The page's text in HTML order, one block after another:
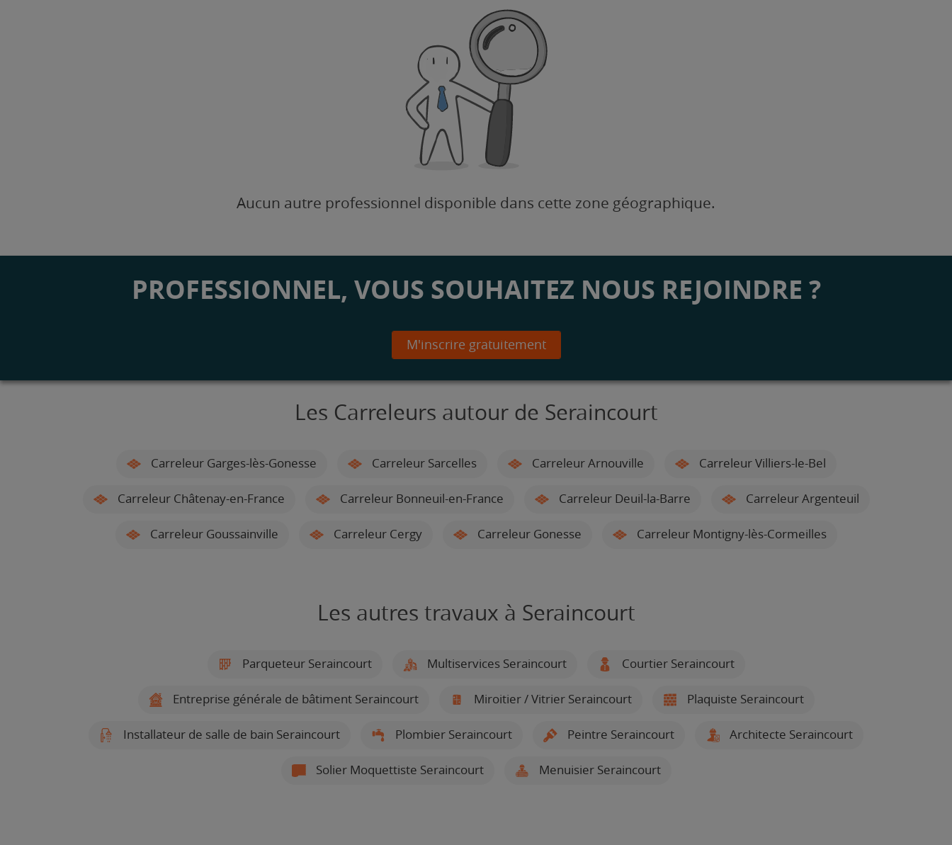
Aucun autre professionnel disponible dans cette zone géographique.
PROFESSIONNEL, VOUS SOUHAITEZ NOUS REJOINDRE ?
M'inscrire gratuitement
Les Carreleurs autour de Seraincourt
Carreleur Garges-lès-Gonesse Carreleur Sarcelles Carreleur Arnouville Carreleur Villiers-le-Bel
Carreleur Châtenay-en-France Carreleur Bonneuil-en-France Carreleur Deuil-la-Barre Carreleur Argenteuil
Carreleur Goussainville Carreleur Cergy Carreleur Gonesse Carreleur Montigny-lès-Cormeilles
Les autres travaux à Seraincourt
Parqueteur Seraincourt Multiservices Seraincourt Courtier Seraincourt
Entreprise générale de bâtiment Seraincourt Miroitier / Vitrier Seraincourt Plaquiste Seraincourt
Installateur de salle de bain Seraincourt Plombier Seraincourt Peintre Seraincourt Architecte Seraincourt
Solier Moquettiste Seraincourt Menuisier Seraincourt